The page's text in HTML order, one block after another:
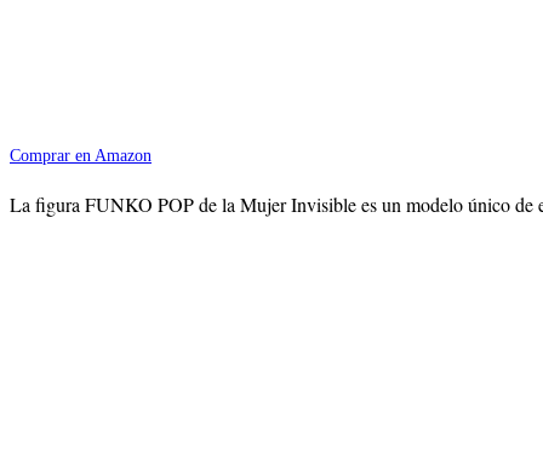
Comprar en Amazon
La figura FUNKO POP de la Mujer Invisible es un modelo único de